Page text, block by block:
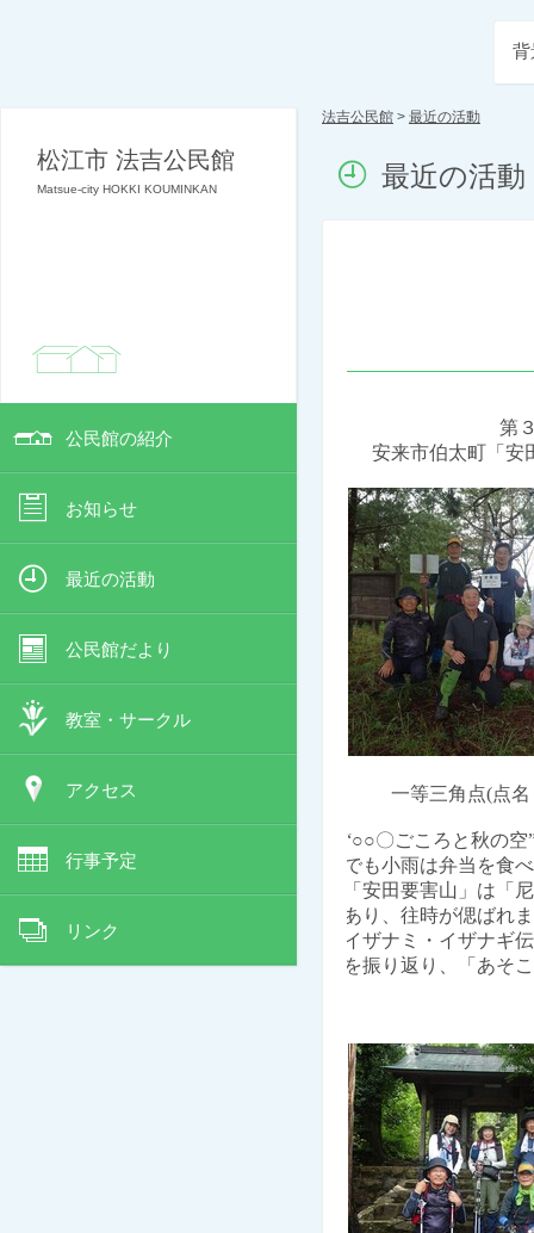
松江市 法吉公民館
Matsue-city HOKKI KOUMINKAN
公民館の紹介
お知らせ
最近の活動
公民館だより
教室・サークル
アクセス
行事予定
リンク
背
法吉公民館 > 最近の活動
最近の活動
第
安来市伯太町「安
一等三角点(点
“○○〇ごころと秋の
でも小雨は弁当を食
「安田要害山」は「
あり、往時が偲ばれ
イザナミ・イザナギ
を振り返り、「あそ